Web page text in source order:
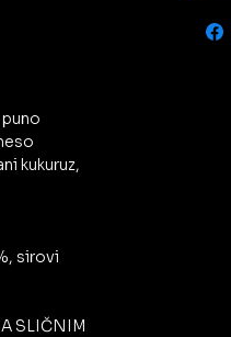
kukuruz,
sirovi
SLIČNIM